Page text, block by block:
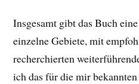
Insgesamt gibt das Buch
einzelne Gebiete, mit
recherchierten
ich das für die mir